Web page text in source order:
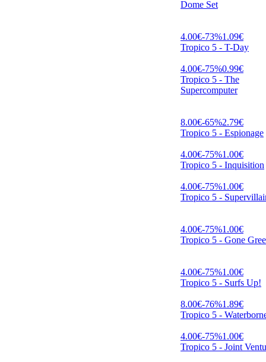
Dome Set
4.00€-73%1.09€
Tropico 5 - T-Day
4.00€-75%0.99€
Tropico 5 - The
Supercomputer
8.00€-65%2.79€
Tropico 5 - Espionage
4.00€-75%1.00€
Tropico 5 - Inquisition
4.00€-75%1.00€
Tropico 5 -
4.00€-75%1.00€
Tropico 5 - Gone
4.00€-75%1.00€
Tropico 5 - Surfs Up!
8.00€-76%1.89€
Tropico 5 -
4.00€-75%1.00€
Tropico 5 - Joint